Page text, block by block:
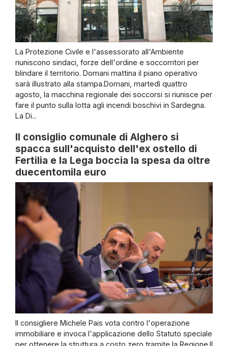
La Protezione Civile e l'assessorato all'Ambiente
riuniscono sindaci, forze dell'ordine e soccorritori per
blindare il territorio. Domani mattina il piano operativo
sarà illustrato alla stampa.Domani, martedì quattro
agosto, la macchina regionale dei soccorsi si riunisce per
fare il punto sulla lotta agli incendi boschivi in Sardegna.
La Di...
Il consiglio comunale di Alghero si
spacca sull'acquisto dell'ex ostello di
Fertilia e la Lega boccia la spesa da oltre
duecentomila euro
Il consigliere Michele Pais vota contro l'operazione
immobiliare e invoca l'applicazione dello Statuto speciale